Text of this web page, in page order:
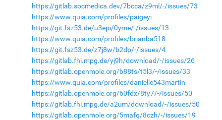
https://gitlab.socmedica.dev/7bcca/z9ml/-/issues/73
https://www.quia.com/profiles/paigeyi
https://git.fsz53.de/u3epi/0yme/-/issues/13
https://www.quia.com/profiles/brianba518
https://git.fsz53.de/z7j8w/b2dp/-/issues/4
https://gitlab.fhi.mpg.de/yj9h/download/-/issues/26
https://gitlab.openmole.org/b88ts/t5l3/-/issues/33
https://www.quia.com/profiles/danielle543martin
https://gitlab.openmole.org/60fdx/8ty7/-/issues/50
https://gitlab.fhi.mpg.de/a2um/download/-/issues/50
https://gitlab.openmole.org/5mafq/8czh/-/issues/19